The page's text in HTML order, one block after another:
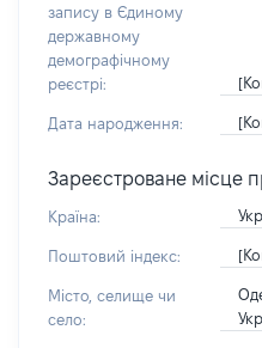
запису в Єдиному
державному
демографічному
реєстрі:
Дата народження:
Зареєстроване місце
Країна:
Поштовий індекс:
Місто, селище чи
село: